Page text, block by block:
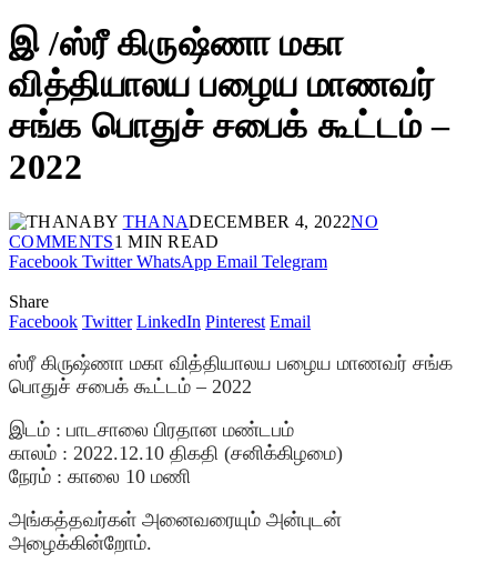
இ /ஸ்ரீ கிருஷ்ணா மகா
வித்தியாலய பழைய மாணவர்
சங்க பொதுச் சபைக் கூட்டம் –
2022
BY THANADECEMBER 4, 2022NO
COMMENTS1 MIN READ
Facebook Twitter WhatsApp Email Telegram
Share
Facebook Twitter LinkedIn Pinterest Email
ஸ்ரீ கிருஷ்ணா மகா வித்தியாலய பழைய மாணவர் சங்க
பொதுச் சபைக் கூட்டம் – 2022
இடம் : பாடசாலை பிரதான மண்டபம்
காலம் : 2022.12.10 திகதி (சனிக்கிழமை)
நேரம் : காலை 10 மணி
அங்கத்தவர்கள் அனைவரையும் அன்புடன்
அழைக்கின்றோம்.